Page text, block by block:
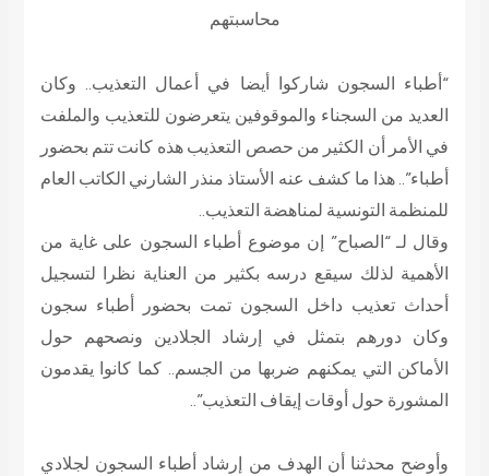
محاسبتهم
“أطباء السجون شاركوا أيضا في أعمال التعذيب.. وكان
العديد من السجناء والموقوفين يتعرضون للتعذيب والملفت
في الأمر أن الكثير من حصص التعذيب هذه كانت تتم بحضور
أطباء”.. هذا ما كشف عنه الأستاذ منذر الشارني الكاتب العام
للمنظمة التونسية لمناهضة التعذيب..
وقال لـ “الصباح” إن موضوع أطباء السجون على غاية من
الأهمية لذلك سيقع درسه بكثير من العناية نظرا لتسجيل
أحداث تعذيب داخل السجون تمت بحضور أطباء سجون
وكان دورهم بتمثل في إرشاد الجلادين ونصحهم حول
الأماكن التي يمكنهم ضربها من الجسم.. كما كانوا يقدمون
المشورة حول أوقات إيقاف التعذيب”..
وأوضح محدثنا أن الهدف من إرشاد أطباء السجون لجلادي